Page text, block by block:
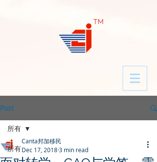
​TM
Post
所有
所有
Canta邦加移民
Dec 17, 20183 min read